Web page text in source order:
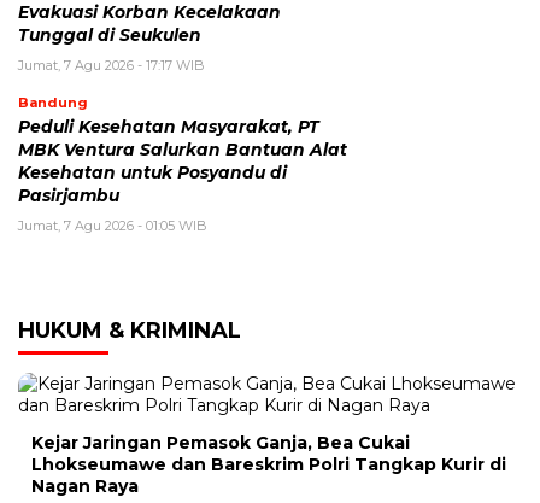
Evakuasi Korban Kecelakaan
Tunggal di Seukulen
Jumat, 7 Agu 2026 - 17:17 WIB
Bandung
Peduli Kesehatan Masyarakat, PT
MBK Ventura Salurkan Bantuan Alat
Kesehatan untuk Posyandu di
Pasirjambu
Jumat, 7 Agu 2026 - 01:05 WIB
HUKUM & KRIMINAL
Kejar Jaringan Pemasok Ganja, Bea Cukai
Lhokseumawe dan Bareskrim Polri Tangkap Kurir di
Nagan Raya